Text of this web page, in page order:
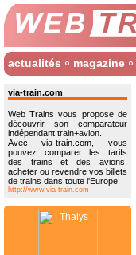
actualités magazine
via-train.com
Web Trains vous propose de
découvrir son comparateur
indépendant train+avion.
Avec via-train.com, vous
pouvez comparer les tarifs
des trains et des avions,
acheter ou revendre vos billets
de trains dans toute l'Europe.
http://www.via-train.com